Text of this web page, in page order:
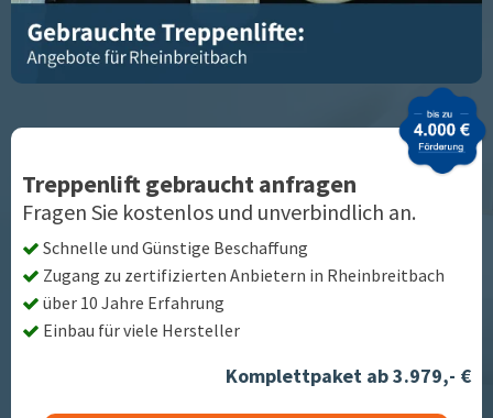
Treppenlift gebraucht anfragen
Fragen Sie kostenlos und unverbindlich an.
Schnelle und Günstige Beschaffung
Zugang zu zertifizierten Anbietern in Rheinbreitbach
über 10 Jahre Erfahrung
Einbau für viele Hersteller
Komplettpaket ab 3.979,- €